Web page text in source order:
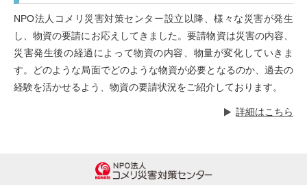
NPO法人コメリ災害対策センター設立以降、様々な災害が発生
し、物資の要請にお応えしてきました。要請物資は災害の内容、
災害発生後の経過によって物資の内容、物量が変化していきま
す。どのような局面でどのような物資が必要となるのか、過去の
経験を活かせるよう、物資の要請状況をご紹介しております。
詳細はこちら